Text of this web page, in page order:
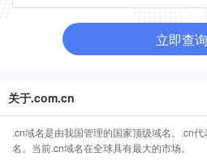
立即查询
关于.com.cn
.cn域名是由我国管理的国家顶级域名。.cn
名。当前.cn域名在全球具有最大的市场。